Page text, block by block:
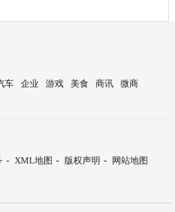
车 企业 游戏 美食 商讯
微商
- XML地图 - 版权声明 -
网站地图